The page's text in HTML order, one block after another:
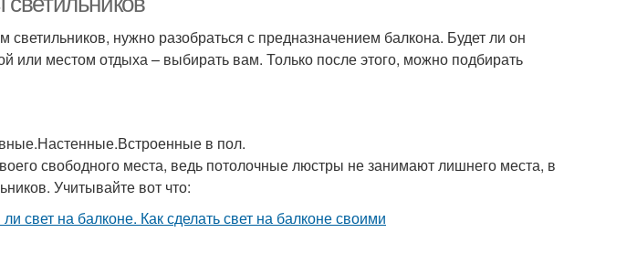
нужно разобраться с предназначением балкона. Будет ли он
или местом отдыха – выбирать вам. Только после этого, можно подбирать
в пол.
свободного места, ведь потолочные люстры не занимают лишнего места, в
Учитывайте вот что: